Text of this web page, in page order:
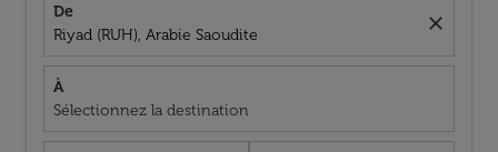
De
Riyad (RUH), Arabie Saoudite
close
À
Sélectionnez la destination